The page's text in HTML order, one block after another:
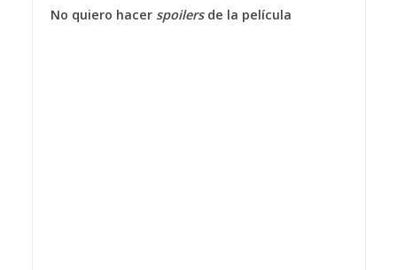
No quiero hacer spoilers de la película